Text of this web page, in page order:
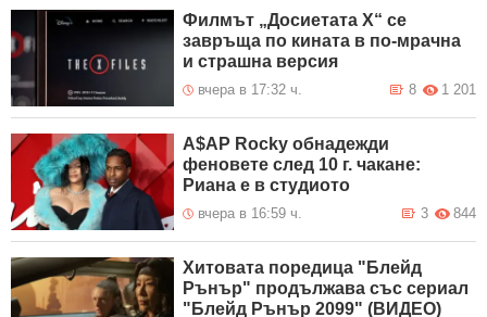
Филмът „Досиетата Х“ се
завръща по кината в по-мрачна
и страшна версия
вчера в 17:32 ч. 1 201
8
A$AP Rocky обнадежди
феновете след 10 г. чакане:
Риана е в студиото
вчера в 16:59 ч. 844
3
Хитовата поредица "Блейд
Рънър" продължава със сериал
"Блейд Рънър 2099" (ВИДЕО)